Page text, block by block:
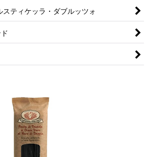
ティケッラ・ダブルッツォ